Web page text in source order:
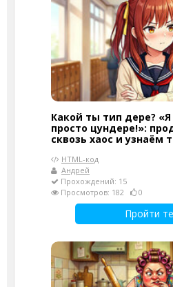
Какой ты тип дере? «Я
просто цундере!»:
сквозь хаос и узнаём
HTML-код
Андрей
Прохождений: 15
Просмотров: 182
0
Пройти